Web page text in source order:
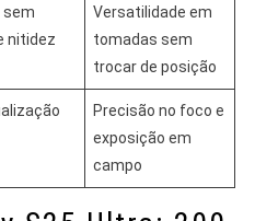
sem
nitidez
Versatilidade em
tomadas sem
trocar de posição
Precisão no foco e
exposição em
campo